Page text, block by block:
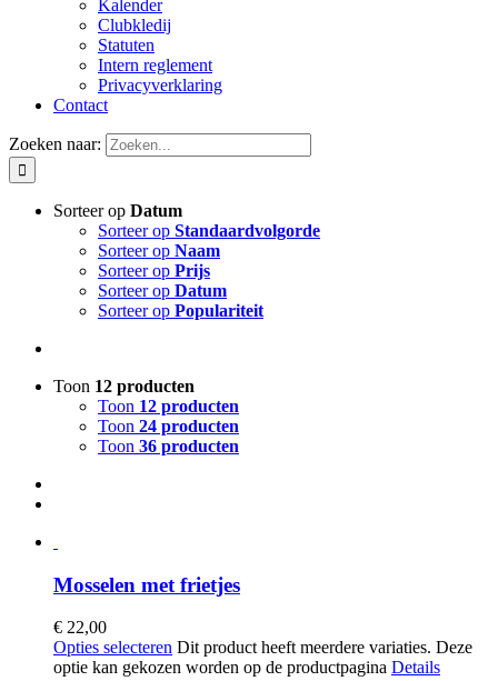
Kalender
Clubkledij
Statuten
Intern reglement
Privacyverklaring
Contact
Zoeken naar:
Sorteer op Datum
Sorteer op Standaardvolgorde
Sorteer op Naam
Sorteer op Prijs
Sorteer op Datum
Sorteer op Populariteit
Toon 12 producten
Toon 12 producten
Toon 24 producten
Toon 36 producten
Mosselen met frietjes
€ 22,00
Opties selecteren Dit product heeft meerdere variaties. Deze
optie kan gekozen worden op de productpagina Details